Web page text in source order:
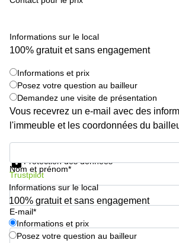
Namur
Coworking
Salle de
conférence
Bruxelles
Informations sur le local
100% gratuit et sans engagement
Informations et prix
Posez votre question au bailleur
Demandez une visite de présentation
Vous recevrez un e-mail avec des
l'immeuble et les coordonnées du
Nom et prénom*
E-mail*
Protection des données
Trustpilot
Informations sur le local
100% gratuit et sans engagement
Informations et prix
Posez votre question au bailleur